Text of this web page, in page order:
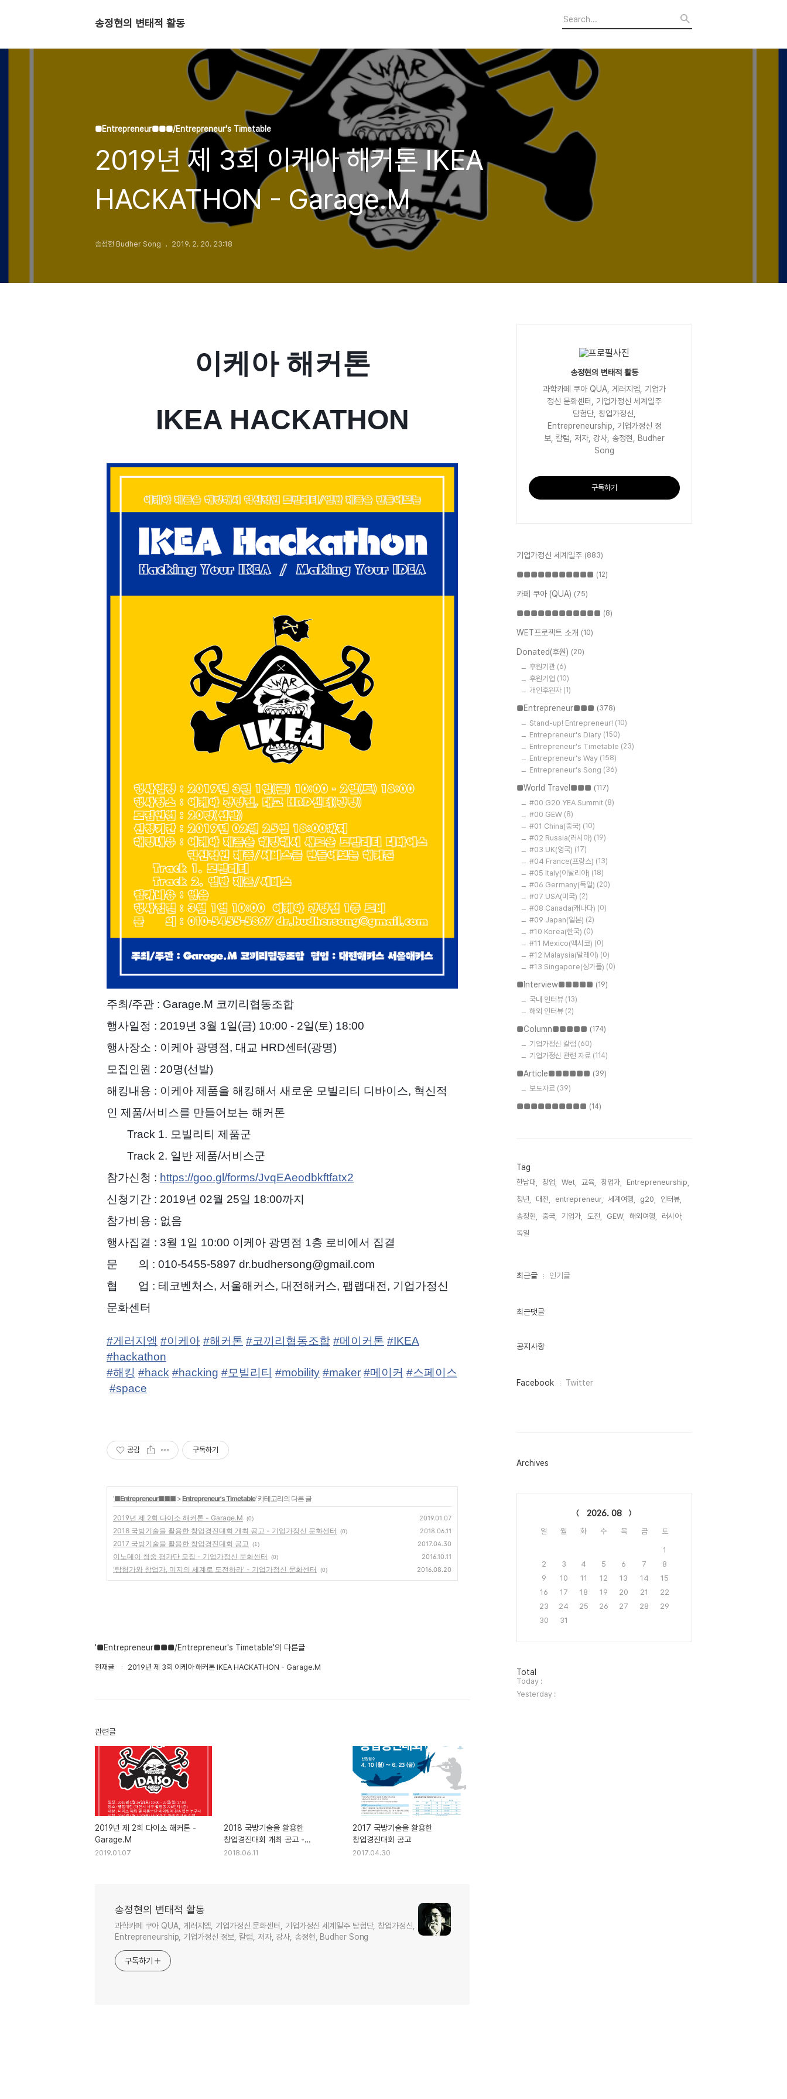
송정현의 변태적 활동
■Entrepreneur■■■/Entrepreneur's Timetable
2019년 제 3회 이케아 해커톤 IKEA
HACKATHON - Garage.M
송정현 Budher Song 2019. 2. 20. 23:18
이케아 해커톤
IKEA HACKATHON
주최/주관 : Garage.M 코끼리협동조합
행사일정 : 2019년 3월 1일(금) 10:00 - 2일(토) 18:00
행사장소 : 이케아 광명점, 대교 HRD센터(광명)
모집인원 : 20명(선발)
해킹내용 : 이케아 제품을 해킹해서 새로운 모빌리티 디바이스, 혁신적
인 제품/서비스를 만들어보는 해커톤
Track 1. 모빌리티 제품군
Track 2. 일반 제품/서비스군
참가신청 : https://goo.gl/forms/JvqEAeodbkftfatx2
신청기간 : 2019년 02월 25일 18:00까지
참가비용 : 없음
행사집결 : 3월 1일 10:00 이케아 광명점 1층 로비에서 집결
문 의 : 010-5455-5897 dr.budhersong@gmail.com
협 업 : 테코벤처스, 서울해커스, 대전해커스, 팹랩대전, 기업가정신
문화센터
#게러지엠 #이케아 #해커톤 #코끼리협동조합 #메이커톤 #IKEA
#hackathon
#해킹 #hack #hacking #모빌리티 #mobility #maker #메이커 #스페이스
#space
공감 구독하기
'■Entrepreneur■■■ >Entrepreneur's Timetable' 카테고리의 다른 글
2019년 제 2회 다이소 해커톤 - Garage.M (0) 2019.01.07
2018 국방기술을 활용한 창업경진대회 개최 공고 - 기업가정신 문화센터 (0) 2018.06.11
2017 국방기술을 활용한 창업경진대회 공고 (1) 2017.04.30
이노데이 청중 평가단 모집 - 기업가정신 문화센터 (0) 2016.10.11
'탐험가와 창업가, 미지의 세계로 도전하라' - 기업가정신 문화센터 (0) 2016.08.20
'■Entrepreneur■■■/Entrepreneur's Timetable'의 다른글
현재글 2019년 제 3회 이케아 해커톤 IKEA HACKATHON - Garage.M
관련글
2019년 제 2회 다이소 해커톤 -
Garage.M
2019.01.07
2018 국방기술을 활용한
창업경진대회 개최 공고 -
기업가정신 문화센터
2018.06.11
2017 국방기술을 활용한
창업경진대회 공고
2017.04.30
송정현의 변태적 활동
과학카페 쿠아 QUA, 게러지엠, 기업가정신 문화센터, 기업가정신 세계일주 탐험단, 창업가정신,
Entrepreneurship, 기업가정신 정보, 칼럼, 저자, 강사, 송정현, Budher Song
구독하기
송정현의 변태적 활동
과학카페 쿠아 QUA, 게러지엠, 기업가
정신 문화센터, 기업가정신 세계일주
탐험단, 창업가정신,
Entrepreneurship, 기업가정신 정
보, 칼럼, 저자, 강사, 송정현, Budher
Song
구독하기
기업가정신 세계일주 (883)
■■■■■■■■■■■ (12)
카페 쿠아 (QUA) (75)
■■■■■■■■■■■■ (8)
WET프로젝트 소개 (10)
Donated(후원) (20)
후원기관 (6)
후원기업 (10)
개인후원자 (1)
■Entrepreneur■■■ (378)
Stand-up! Entrepreneur! (10)
Entrepreneur's Diary (150)
Entrepreneur's Timetable (23)
Entrepreneur's Way (158)
Entrepreneur's Song (36)
■World Travel■■■ (117)
#00 G20 YEA Summit (8)
#00 GEW (8)
#01 China(중국) (10)
#02 Russia(러시아) (19)
#03 UK(영국) (17)
#04 France(프랑스) (13)
#05 Italy(이탈리아) (18)
#06 Germany(독일) (20)
#07 USA(미국) (2)
#08 Canada(캐나다) (0)
#09 Japan(일본) (2)
#10 Korea(한국) (0)
#11 Mexico(멕시코) (0)
#12 Malaysia(말레이) (0)
#13 Singapore(싱가폴) (0)
■Interview■■■■■ (19)
국내 인터뷰 (13)
해외 인터뷰 (2)
■Column■■■■■ (174)
기업가정신 칼럼 (60)
기업가정신 관련 자료 (114)
■Article■■■■■■ (39)
보도자료 (39)
■■■■■■■■■■ (14)
Tag
한남대, 창업, Wet, 교육, 창업가,
Entrepreneurship,
청년,
대전, entrepreneur, 세계여행, g20,
인터뷰,
송정현,
중국, 기업가, 도전, GEW, 해외여행,
러시아,
독일,
최
인
최근글 인기글
최근댓글
공지사항
페
그
Facebook Twitter
Archives
2026. 08
일 월 화 수 목 금 토
1
2
3 4 5 6 7
8
9
10 11 12 13 14
15
16
17 18 19 20 21
22
23
24 25 26 27 28
29
30
31
방
문
자
수
Total
Today :
Yesterday :